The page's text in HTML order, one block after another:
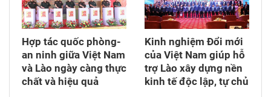
Hợp tác quốc phòng-
an ninh giữa Việt Nam
và Lào ngày càng thực
chất và hiệu quả
Kinh nghiệm Đổi mới
của Việt Nam giúp hỗ
trợ Lào xây dựng nền
kinh tế độc lập, tự chủ